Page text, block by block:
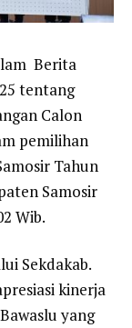
Berita
tentang
Calon
pemilihan
Tahun
Samosir
Wib.
Sekdakab.
kinerja
yang